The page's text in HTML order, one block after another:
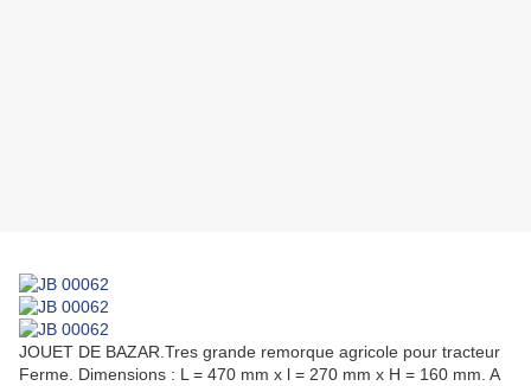
JOUET DE BAZAR.Tres grande remorque agricole pour tracteur
Ferme. Dimensions : L = 470 mm x l = 270 mm x H = 160 mm. A